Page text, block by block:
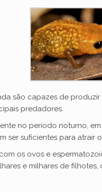
são capazes de
predadores.
no período noturno,
ser suficientes para atrair
os ovos e
e milhares de filhotes,